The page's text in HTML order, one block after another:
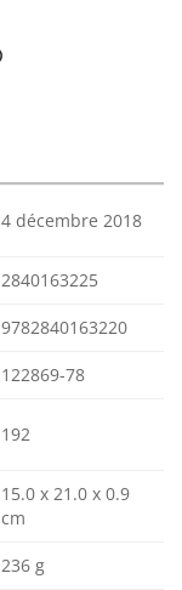
4 décembre 2018
2840163225
9782840163220
122869-78
192
15.0 x 21.0 x 0.9
cm
236 g